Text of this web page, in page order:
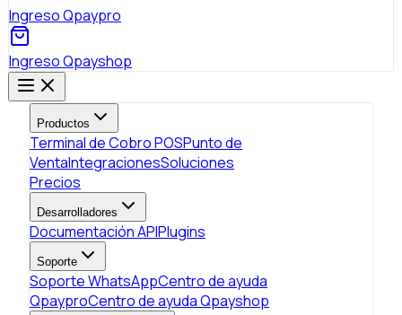
Ingreso Qpaypro
Ingreso Qpayshop
Productos
Terminal de Cobro POSPunto de
VentaIntegracionesSoluciones
Precios
Desarrolladores
Documentación APIPlugins
Soporte
Soporte WhatsAppCentro de ayuda
QpayproCentro de ayuda Qpayshop